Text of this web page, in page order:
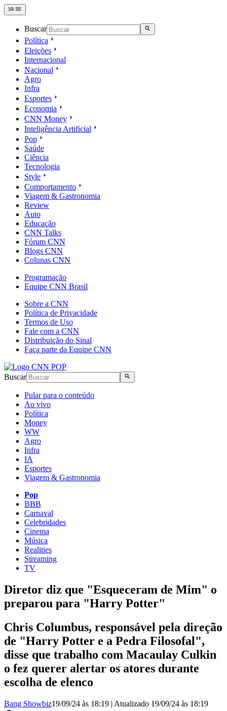
Buscar
Política
Eleições
Internacional
Nacional
Agro
Infra
Esportes
Economia
CNN Money
Inteligência Artificial
Pop
Saúde
Ciência
Tecnologia
Style
Comportamento
Viagem & Gastronomia
Review
Auto
Educação
CNN Talks
Fórum CNN
Blogs CNN
Colunas CNN
Programação
Equipe CNN Brasil
Sobre a CNN
Política de Privacidade
Termos de Uso
Fale com a CNN
Distribuição do Sinal
Faça parte da Equipe CNN
Buscar
Pular para o conteúdo
Ao vivo
Política
Money
WW
Agro
Infra
IA
Esportes
Viagem & Gastronomia
Pop
BBB
Carnaval
Celebridades
Cinema
Música
Realities
Streaming
TV
Diretor diz que "Esqueceram de Mim" o
preparou para "Harry Potter"
Chris Columbus, responsável pela direção
de "Harry Potter e a Pedra Filosofal",
disse que trabalho com Macaulay Culkin
o fez querer alertar os atores durante
escolha de elenco
Bang Showbiz19/09/24 às 18:19 | Atualizado 19/09/24 às 18:19